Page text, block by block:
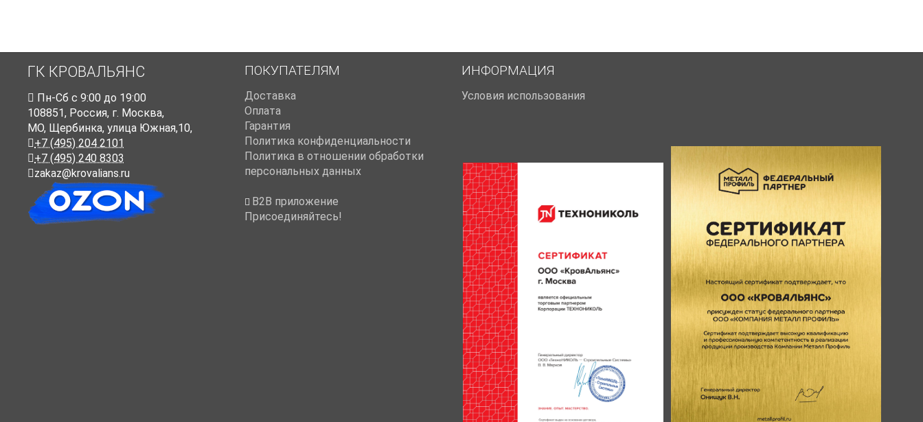
ГК КРОВАЛЬЯНС
Пн-Cб с 9:00 до 19:00
108851, Россия, г. Москва,
МО, Щербинка, улица Южная,10,
+7 (495) 204 2101
+7 (495) 240 8303
zakaz@krovalians.ru
ПОКУПАТЕЛЯМ
Доставка
Оплата
Гарантия
Политика конфиденциальности
Политика в отношении обработки
персональных данных
B2B приложение
Присоединяйтесь!
ИНФОРМАЦИЯ
Условия использования